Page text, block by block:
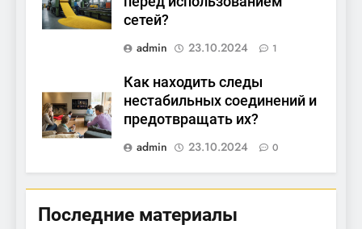
сетей?
admin
23.10.2024 1
Как находить следы
нестабильных соединений и
предотвращать их?
admin
23.10.2024 0
Последние материалы